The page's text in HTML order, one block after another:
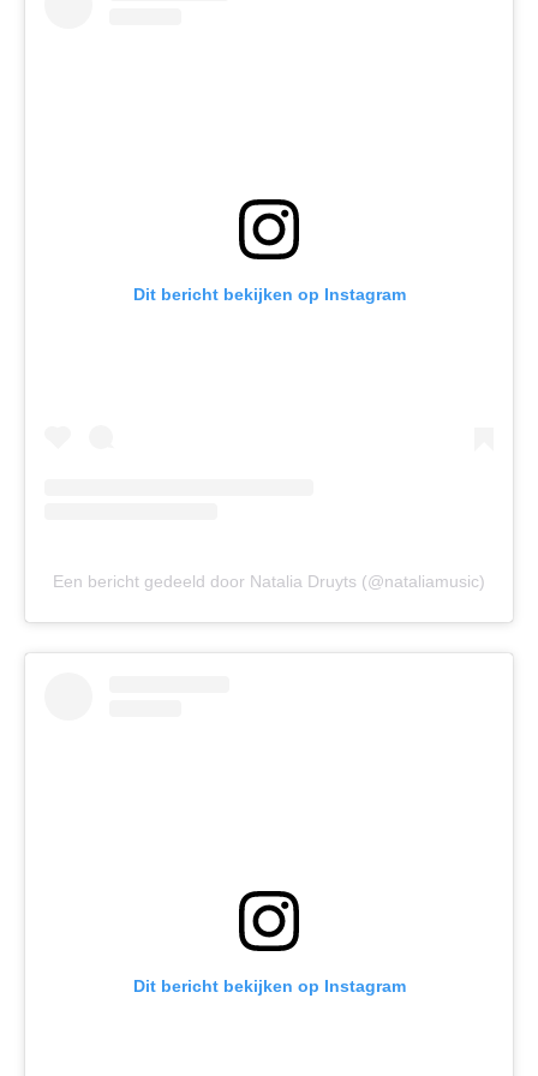
Dit bericht bekijken op Instagram
Een bericht gedeeld door Natalia Druyts (@nataliamusic)
Dit bericht bekijken op Instagram